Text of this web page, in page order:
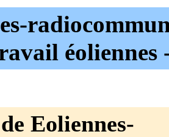
éoliennes
Eoliennes-